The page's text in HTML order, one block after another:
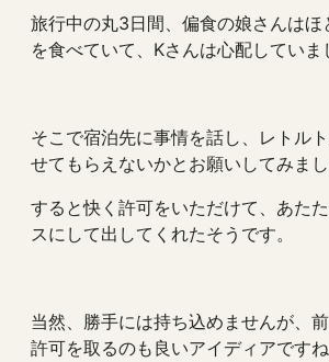
旅行中の丸3日間、偏食の娘さんはほ
を食べていて、Kさんは心配していま
そこで宿泊先に事情を話し、レトル
せてもらえないかとお願いしてみまし
すると快く許可をいただけて、あた
スにして出してくれたそうです。
当然、勝手には持ち込めませんが、
許可を取るのも良いアイディアですね